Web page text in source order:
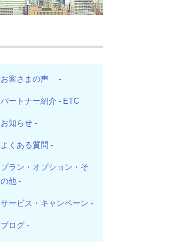
お客さまの声 -
パートナー紹介 - ETC
お知らせ -
よくある質問 -
プラン・オプション・そ
の他 -
サービス・キャンペーン -
ブログ -